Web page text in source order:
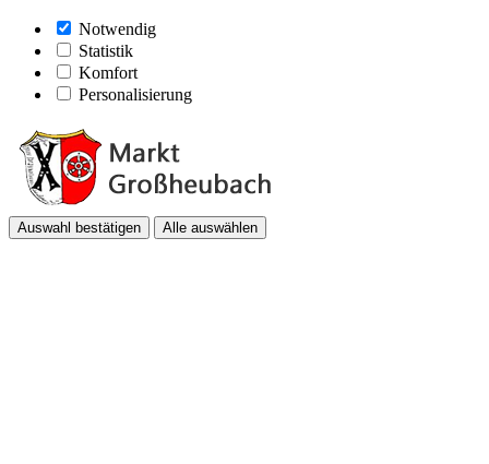
Notwendig
Statistik
Komfort
Personalisierung
Auswahl bestätigen Alle auswählen